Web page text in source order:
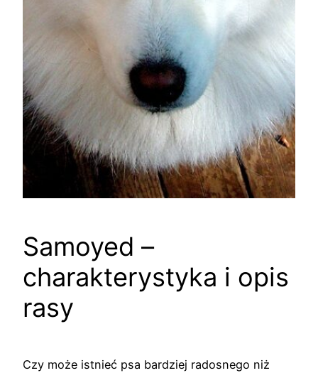
Samoyed –
charakterystyka i opis
rasy
Czy może istnieć psa bardziej radosnego niż